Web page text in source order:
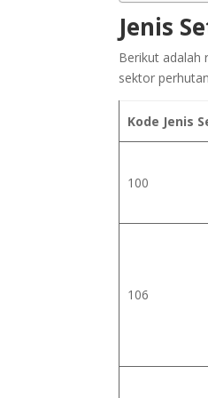
Jenis
Berikut adalah
sektor
Kode Jenis
100
106